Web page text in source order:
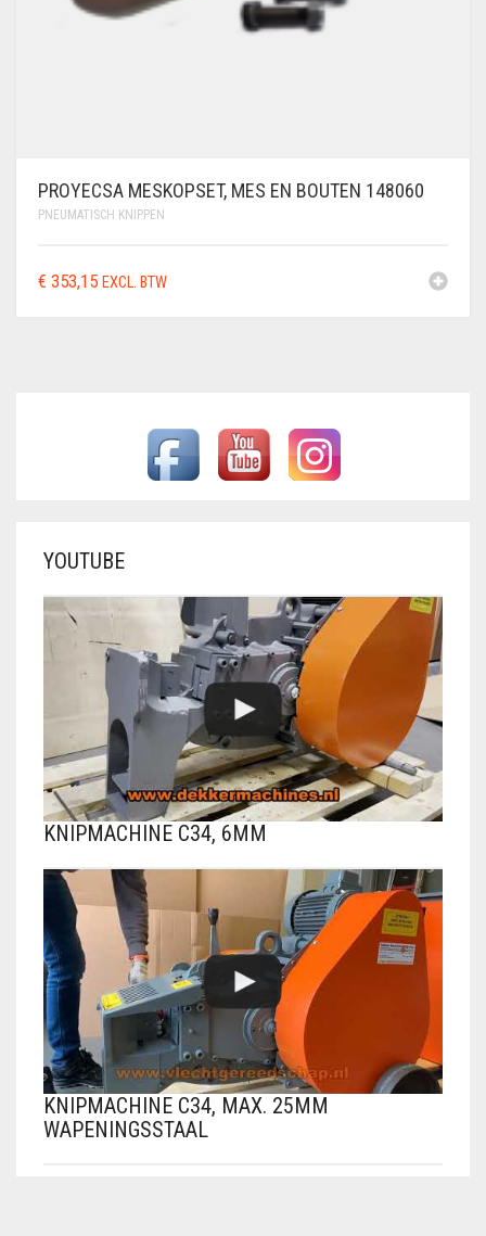
PROYECSA MESKOPSET, MES EN BOUTEN 148060
PNEUMATISCH KNIPPEN
€ 353,15 EXCL. BTW
YOUTUBE
KNIPMACHINE C34, 6MM
KNIPMACHINE C34, MAX. 25MM
WAPENINGSSTAAL